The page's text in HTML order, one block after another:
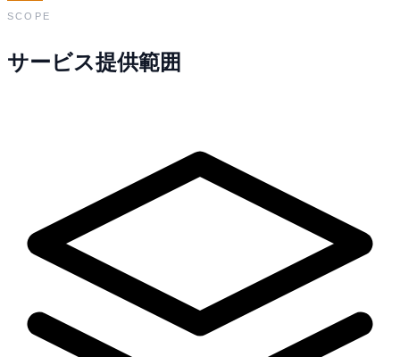
SCOPE
サービス提供範囲